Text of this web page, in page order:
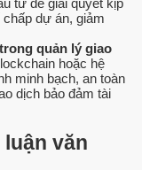
dự án, giảm
quản lý giao
hoặc hệ
minh bạch, an toàn
dịch bảo đảm tài
văn